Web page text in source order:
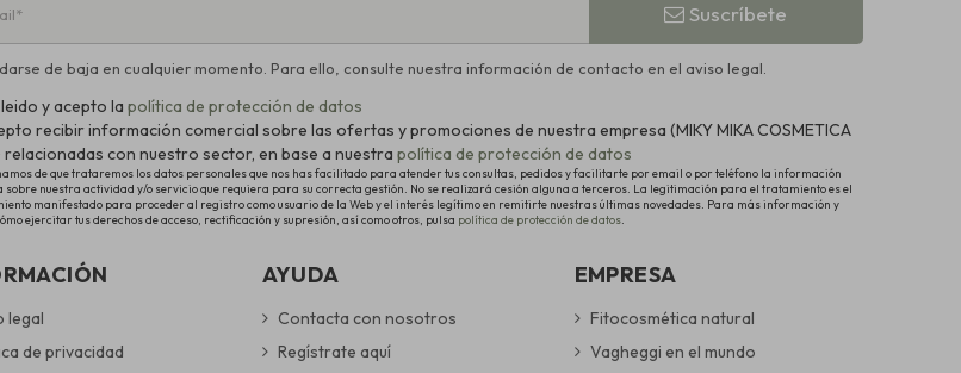
Suscríbete
de baja en cualquier momento. Para ello, consulte nuestra información de contacto en el aviso legal.
y acepto la política de protección de datos
recibir información comercial sobre las ofertas y promociones de nuestra empresa (MIKY MIKA COSMETICA
relacionadas con nuestro sector, en base a nuestrapolítica de protección de datos
de que trataremos los datos personales que nos has facilitado para atender tus consultas, pedidos y facilitarte por email o por teléfono la información
sobre nuestra actividad y/o servicio que requiera para su correcta gestión. No se realizará cesión alguna a terceros. La legitimación para el tratamiento es el
manifestado para proceder al registro como usuario de la Web y el interés legítimo en remitirte nuestras últimas novedades. Para más información y
ejercitar tus derechos de acceso, rectificación y supresión, así como otros, pulsa política de protección de datos.
legal
de privacidad
AYUDA
Contacta con nosotros
Regístrate aquí
EMPRESA
Fitocosmética natural
Vagheggi en el mundo